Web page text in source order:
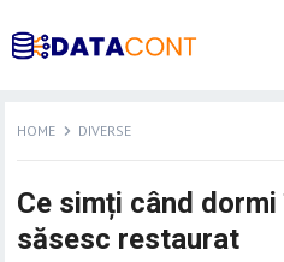
HOME DIVERSE
Ce simți când
săsesc restaurat